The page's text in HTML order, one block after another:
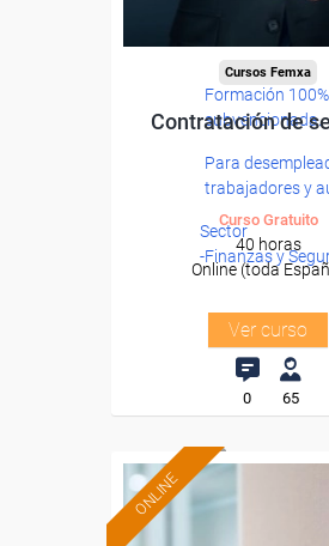
Formación 100%
subvencionada.
Para
trabajadores y
Sector
-Finanzas y
Cursos Femxa
Contratación de
Curso Gratuito
40 horas
Online (toda
Ver curso
0 65
ONLINE